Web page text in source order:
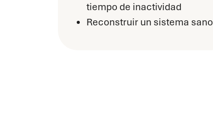
tiempo de inactividad
Reconstruir un sistema sano